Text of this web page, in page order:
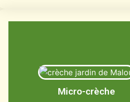
Micro-crèche
Le jardin de Malou
demi à 3 ans